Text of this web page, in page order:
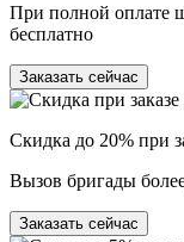
При полной оплате
бесплатно
Заказать сейчас
Скидка до 20% при
Вызов бригады
Заказать сейчас